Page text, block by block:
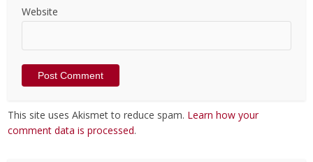
Website
This site uses Akismet to reduce spam. Learn how your
comment data is processed.